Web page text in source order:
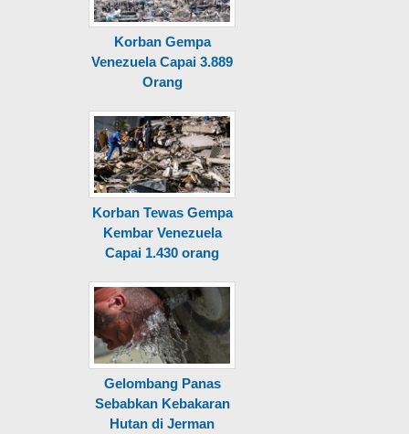
Korban Gempa
Venezuela Capai 3.889
Orang
Korban Tewas Gempa
Kembar Venezuela
Capai 1.430 orang
Gelombang Panas
Sebabkan Kebakaran
Hutan di Jerman